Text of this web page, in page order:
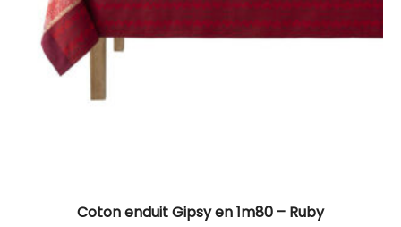
Coton enduit Gipsy en 1m80 – Ruby